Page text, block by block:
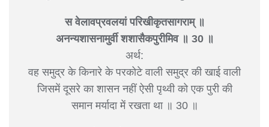
स वेलावप्रवलयां परिखीकृतसागराम् ॥
अनन्यशासनामुर्वी शशासैकपुरीमिव ॥ 30 ॥
अर्थ:
वह समुद्र के किनारे के परकोटे वाली समुद्र की खाई वाली
जिसमें दूसरे का शासन नहीं ऐसी पृथ्वी को एक पुरी की
समान मर्यादा में रखता था ॥ 30 ॥